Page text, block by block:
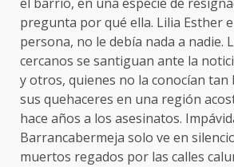
pregunta por qué ella. Lilia Esther
persona, no le debía nada a nadie.
cercanos se santiguan ante la
y otros, quienes no la conocían tan
sus quehaceres en una región
hace años a los asesinatos.
Barrancabermeja solo ve en
muertos regados por las calles